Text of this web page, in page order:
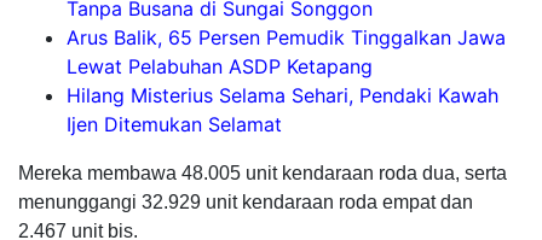
Tanpa Busana di Sungai Songgon
Arus Balik, 65 Persen Pemudik Tinggalkan Jawa
Lewat Pelabuhan ASDP Ketapang
Hilang Misterius Selama Sehari, Pendaki Kawah
Ijen Ditemukan Selamat
Mereka membawa 48.005 unit kendaraan roda dua, serta
menunggangi 32.929 unit kendaraan roda empat dan
2.467 unit bis.